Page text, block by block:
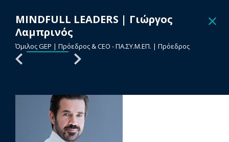
LOGIN
MINDFULL LEADERS | Γιώργος
Λαμπρινός
Όμιλος GEP | Πρόεδρος & CEO - ΠΑ.ΣΥ.Μ.ΕΠ. | Πρόεδρος
© FORTUNE GREECE 2021. All Rights Reserved